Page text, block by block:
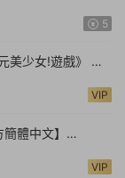
5
美少女!遊戲》 官
VIP
體中文】
VIP